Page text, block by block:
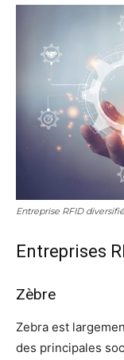
Entreprise RFID
Entreprises
Zèbre
Zebra est
des principales